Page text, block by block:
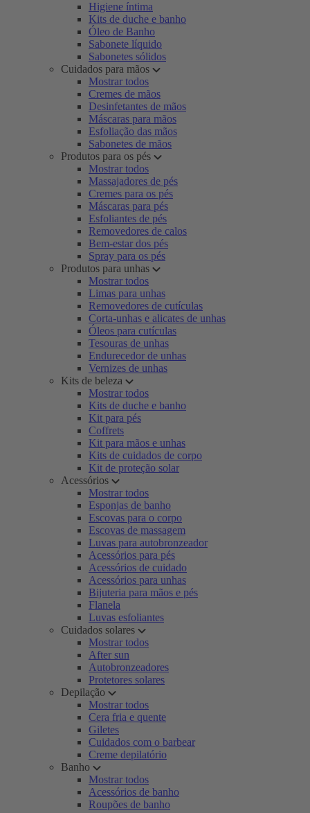
Higiene íntima
Kits de duche e banho
Óleo de Banho
Sabonete líquido
Sabonetes sólidos
Cuidados para mãos
Mostrar todos
Cremes de mãos
Desinfetantes de mãos
Máscaras para mãos
Esfoliação das mãos
Sabonetes de mãos
Produtos para os pés
Mostrar todos
Massajadores de pés
Cremes para os pés
Máscaras para pés
Esfoliantes de pés
Removedores de calos
Bem-estar dos pés
Spray para os pés
Produtos para unhas
Mostrar todos
Limas para unhas
Removedores de cutículas
Corta-unhas e alicates de unhas
Óleos para cutículas
Tesouras de unhas
Endurecedor de unhas
Vernizes de unhas
Kits de beleza
Mostrar todos
Kits de duche e banho
Kit para pés
Coffrets
Kit para mãos e unhas
Kits de cuidados de corpo
Kit de proteção solar
Acessórios
Mostrar todos
Esponjas de banho
Escovas para o corpo
Escovas de massagem
Luvas para autobronzeador
Acessórios para pés
Acessórios de cuidado
Acessórios para unhas
Bijuteria para mãos e pés
Flanela
Luvas esfoliantes
Cuidados solares
Mostrar todos
After sun
Autobronzeadores
Protetores solares
Depilação
Mostrar todos
Cera fria e quente
Giletes
Cuidados com o barbear
Creme depilatório
Banho
Mostrar todos
Acessórios de banho
Roupões de banho